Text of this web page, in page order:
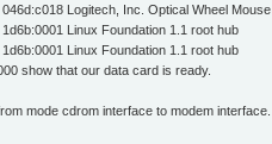
Logitech, Inc. Optical Wheel Mouse
Linux Foundation 1.1 root hub
Linux Foundation 1.1 root hub
show that our data card is ready.
mode cdrom interface to modem interface.